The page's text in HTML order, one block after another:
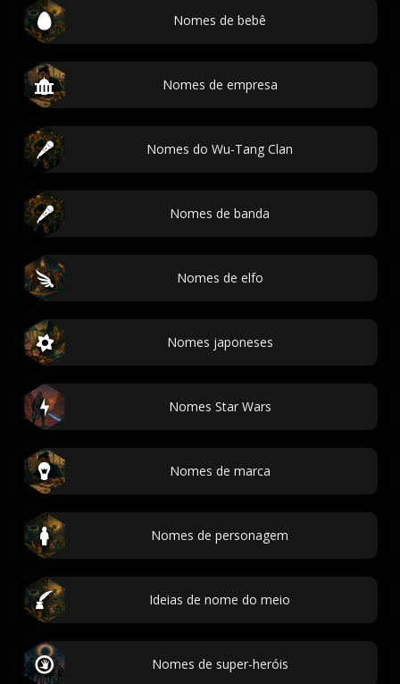
Nomes de bebê
Nomes de empresa
Nomes do Wu-Tang Clan
Nomes de banda
Nomes de elfo
Nomes japoneses
Nomes Star Wars
Nomes de marca
Nomes de personagem
Ideias de nome do meio
Nomes de super-heróis